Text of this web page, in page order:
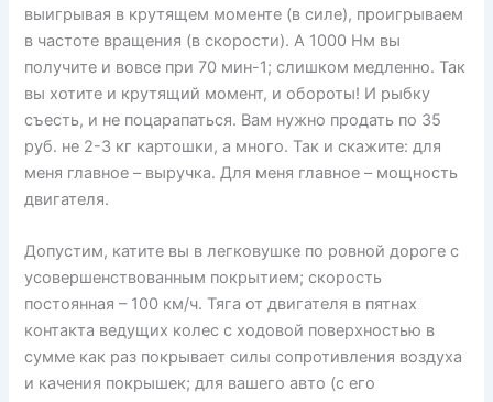
выигрывая в крутящем моменте (в силе), проигрываем
в частоте вращения (в скорости). А 1000 Нм вы
получите и вовсе при 70 мин-1; слишком медленно. Так
вы хотите и крутящий момент, и обороты! И рыбку
съесть, и не поцарапаться. Вам нужно продать по 35
руб. не 2-3 кг картошки, а много. Так и скажите: для
меня главное – выручка. Для меня главное – мощность
двигателя.
Допустим, катите вы в легковушке по ровной дороге с
усовершенствованным покрытием; скорость
постоянная – 100 км/ч. Тяга от двигателя в пятнах
контакта ведущих колес с ходовой поверхностью в
сумме как раз покрывает силы сопротивления воздуха
и качения покрышек; для вашего авто (с его